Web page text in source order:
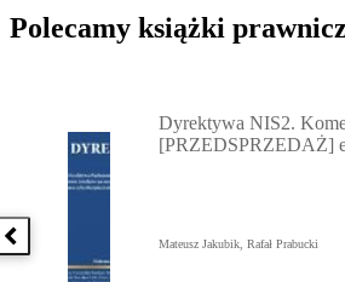
Polecamy książki
Poprzednia książka
Dyrektywa NIS2.
[PRZEDSPRZEDAŻ]
Mateusz Jakubik, Rafał Prabucki